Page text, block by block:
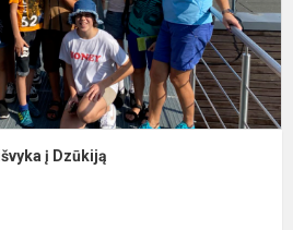
į Dzūkiją